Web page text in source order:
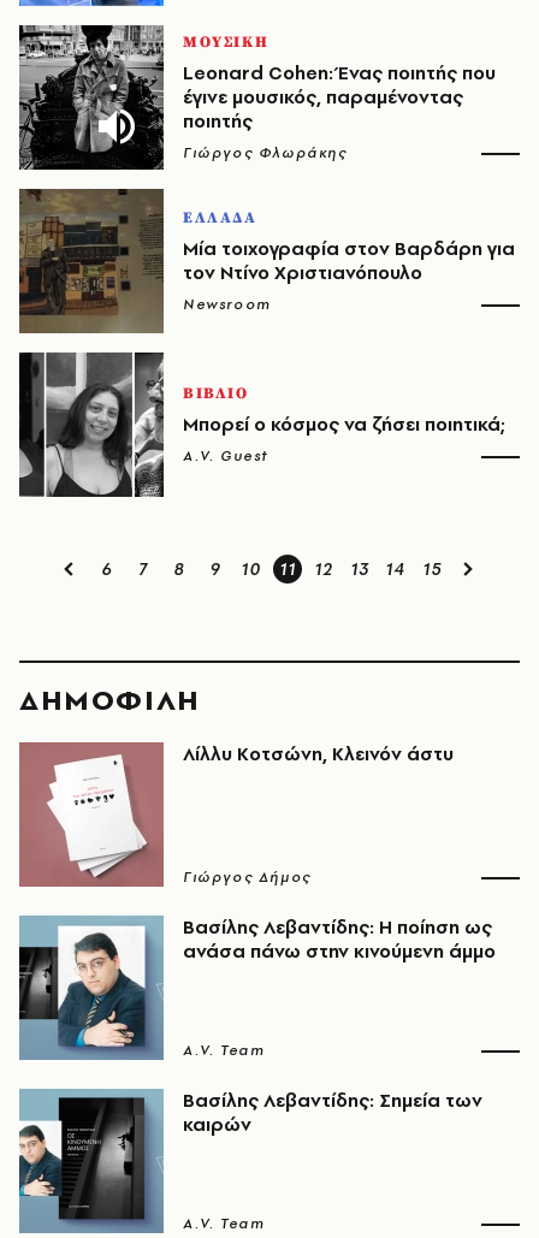
ΜΟΥΣΙΚΗ
Leonard Cohen: Ένας ποιητής που
έγινε μουσικός, παραμένοντας
ποιητής
Γιώργος Φλωράκης
ΕΛΛΑΔΑ
Μία τοιχογραφία στον Βαρδάρη για
τον Ντίνο Χριστιανόπουλο
Newsroom
ΒΙΒΛΙΟ
Μπορεί ο κόσμος να ζήσει ποιητικά;
A.V. Guest
6 7 8 9 10 11 12 13 14 15
ΔΗΜΟΦΙΛΗ
Λίλλυ Κοτσώνη, Κλεινόν άστυ
Γιώργος Δήμος
Βασίλης Λεβαντίδης: Η ποίηση ως
ανάσα πάνω στην κινούμενη άμμο
A.V. Team
Βασίλης Λεβαντίδης: Σημεία των
καιρών
A.V. Team